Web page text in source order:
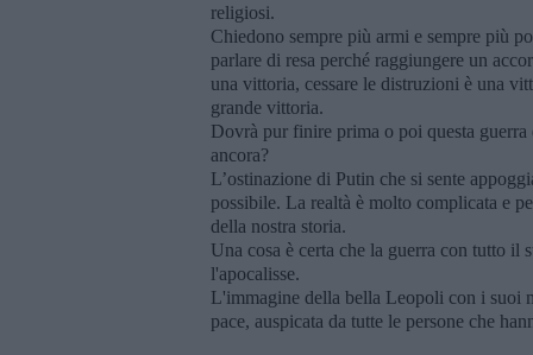
religiosi.
Chiedono sempre più armi e sempre più
parlare di resa perché raggiungere un
una vittoria, cessare le distruzioni è una
grande vittoria.
Dovrà pur finire prima o poi questa
ancora?
L’ostinazione di Putin che si sente
possibile. La realtà è molto complicata e
della nostra storia.
Una cosa è certa che la guerra con tutto il
l'apocalisse.
L'immagine della bella Leopoli con i suoi
pace, auspicata da tutte le persone che